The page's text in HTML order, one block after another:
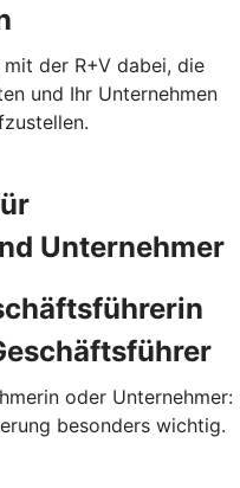
der R+V dabei, die
und Ihr Unternehmen
Unternehmer
oder Unternehmer:
besonders wichtig.